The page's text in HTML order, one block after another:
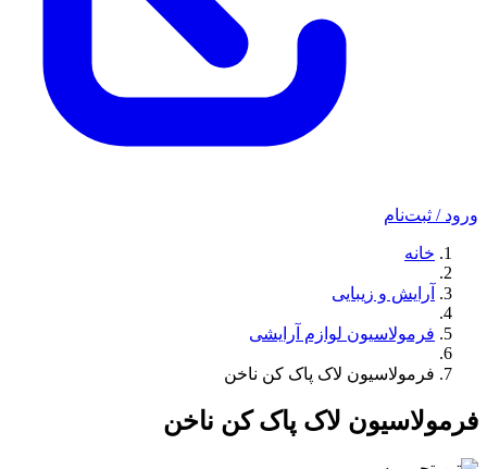
ورود / ثبت‌نام
خانه
آرایش و زیبایی
فرمولاسیون لوازم آرایشی
فرمولاسیون لاک پاک کن ناخن
فرمولاسیون لاک پاک کن ناخن